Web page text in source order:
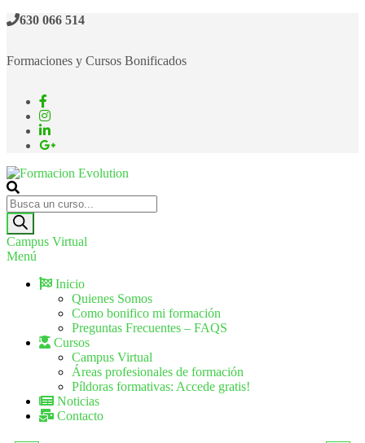
Saltar630 066 514
Formaciones y Cursos Bonificados
Formacion Evolution
Cursos de formación continua
Búsqueda
de
productos
Campus Virtual
Menú
Inicio
Quienes Somos
Como bonifico mi formación
Preguntas Frecuentes – FAQS
Cursos
Campus Virtual
Áreas profesionales de formación
Píldoras formativas: Accede gratis!
Noticias
Contacto